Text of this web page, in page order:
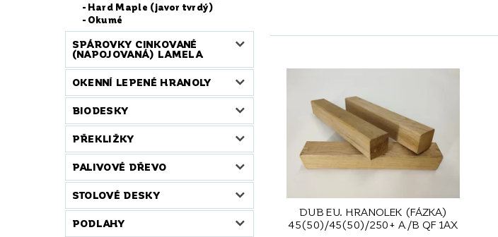
Hard Maple (javor tvrdý)
Okumé
SPÁROVKY CINKOVANÉ
(NAPOJOVANÁ) LAMELA
OKENNÍ LEPENÉ HRANOLY
BIODESKY
PŘEKLIŽKY
PALIVOVÉ DŘEVO
STOLOVÉ DESKY
PODLAHY
DUB EU. HRANOLEK (FÁZKA)
45(50)/45(50)/250+ A/B QF 1AX